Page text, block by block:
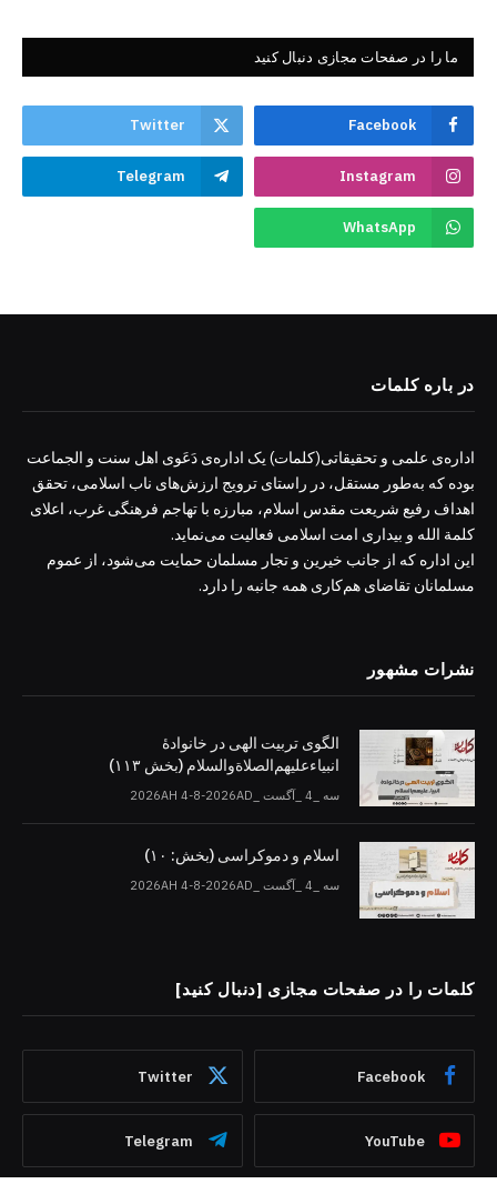
ما را در صفحات مجازی دنبال کنید
Facebook
Twitter
Instagram
Telegram
WhatsApp
در باره کلمات
اداره‌ی علمی و تحقیقاتی(کلمات) یک اداره‌ی دَعَوی اهل سنت و الجماعت
بوده که به‌طور مستقل، در راستای ترویج ارزش‌های ناب اسلامی، تحقق
اهداف رفیع شریعت مقدس اسلام، مبارزه با تهاجم فرهنگی غرب، اعلای
کلمة الله و بیداری امت اسلامی فعالیت می‌نماید.
این اداره که از جانب خیرین و تجار مسلمان حمایت می‌شود، از عموم
مسلمانان تقاضای هم‌کاری همه جانبه را دارد.
نشرات مشهور
الگوی تربیت الهی در خانوادۀ
انبیاءعلیهم‌الصلاةو‌السلام (بخش ۱۱۳)
سه _4 _آگست _2026AH 4-8-2026AD
اسلام و دموکراسی (بخش: ۱۰)
سه _4 _آگست _2026AH 4-8-2026AD
کلمات را در صفحات مجازی [دنبال کنید]
Facebook
Twitter
YouTube
Telegram